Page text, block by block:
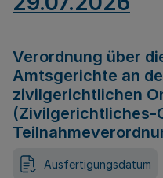
Verordnung über
Amtsgerichte an
zivilgerichtlichen
(Zivilgerichtliches-
Ausfertigungsdatum